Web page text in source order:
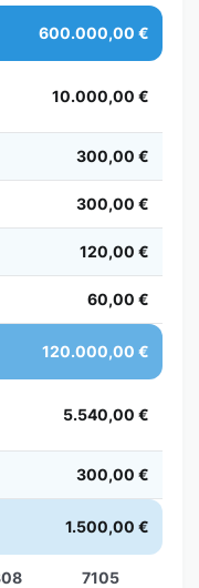
600.000,00 €
10.000,00 €
300,00 €
300,00 €
120,00 €
60,00 €
120.000,00 €
5.540,00 €
300,00 €
1.500,00 €
7105